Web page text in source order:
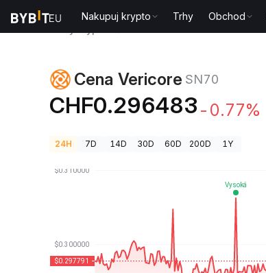
Nakupuj krypto Trhy Obchod
Cena Vericore SN70
CHF0.296483 -0.77%
24H 7D 14D 30D 60D 200D 1Y